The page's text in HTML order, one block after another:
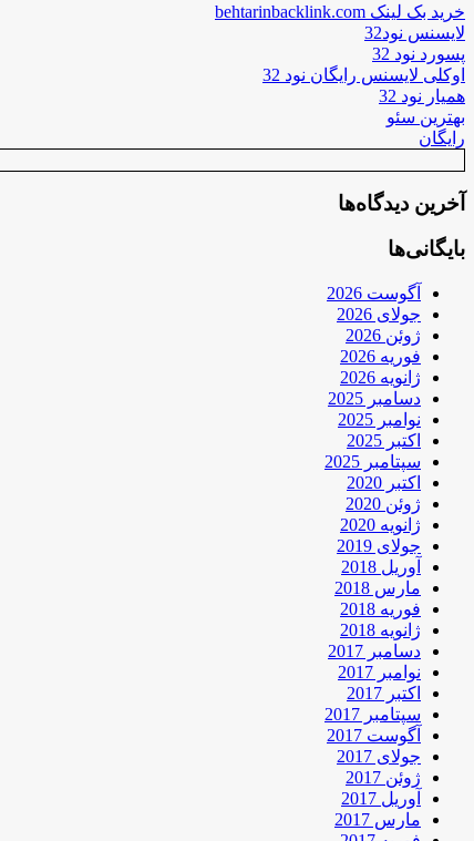
خرید بک لینک behtarinbacklink.com
لایسنس نود32
پسورد نود 32
اوکلی لایسنس رایگان نود 32
همیار نود 32
بهترین سئو
رایگان
آخرین دیدگاه‌ها
بایگانی‌ها
آگوست 2026
جولای 2026
ژوئن 2026
فوریه 2026
ژانویه 2026
دسامبر 2025
نوامبر 2025
اکتبر 2025
سپتامبر 2025
اکتبر 2020
ژوئن 2020
ژانویه 2020
جولای 2019
آوریل 2018
مارس 2018
فوریه 2018
ژانویه 2018
دسامبر 2017
نوامبر 2017
اکتبر 2017
سپتامبر 2017
آگوست 2017
جولای 2017
ژوئن 2017
آوریل 2017
مارس 2017